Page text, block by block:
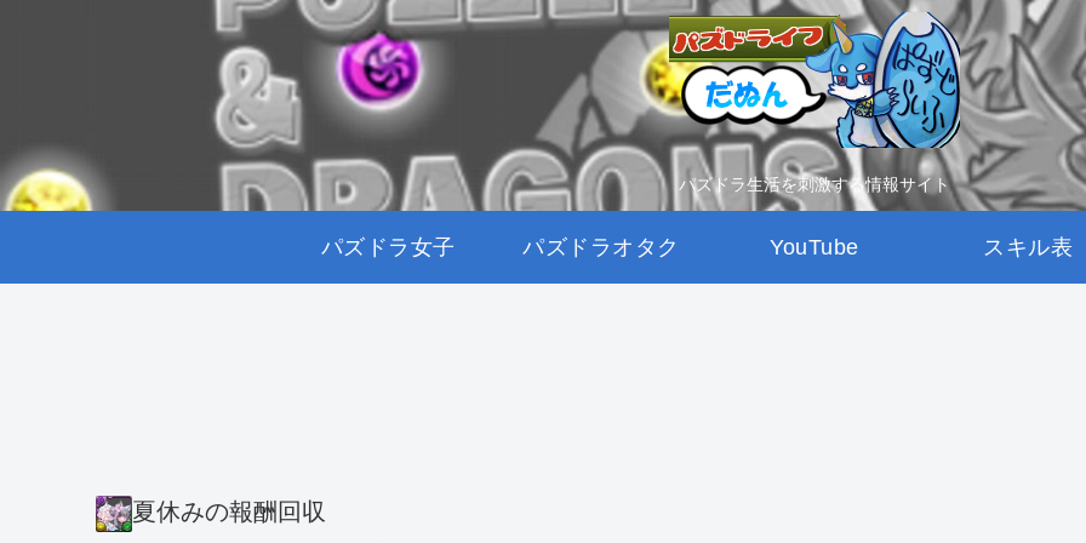
パズドラ生活を刺激する情報サイト
パズドラ女子 パズドラオタク YouTube スキル表
夏休みの報酬回収